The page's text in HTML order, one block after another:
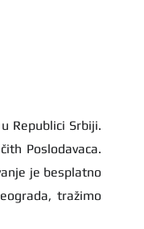
Poslodavaca.
je besplatno
tražimo